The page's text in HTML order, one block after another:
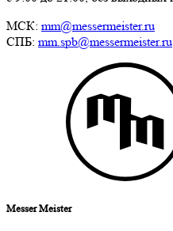
МСК: mm@messermeister.ru
СПБ: mm.spb@messermeister.ru
Messer Meister